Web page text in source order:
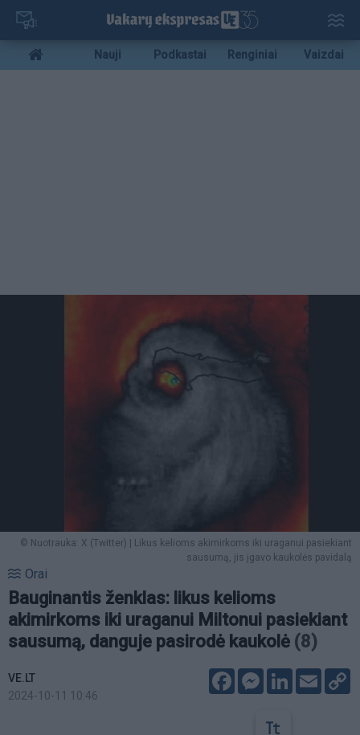
Pereiti
pagrindinį
turinį
Mobile
menu
Nauji Podkastai Renginiai Vaizdai
© Nuotrauka: X (Twitter) | Likus kelioms akimirkoms iki uraganui pasiekiant
sausumą, jis įgavo kaukolės pavidalą
Orai
Bauginantis ženklas: likus kelioms
akimirkoms iki uraganui Miltonui pasiekiant
sausumą, danguje pasirodė kaukolė (8)
VE.LT
2024-10-11 10:46
FacebookMessenger
LinkedIn
Email